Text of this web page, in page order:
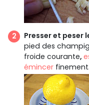
Presser et peser
pied des
froide courante,
émincer finement.